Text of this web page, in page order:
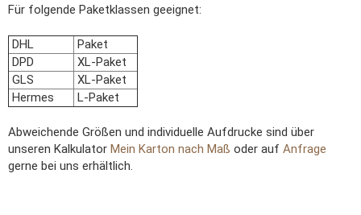
Für folgende Paketklassen geeignet:
DHL
Paket
DPD
XL-Paket
GLS
XL-Paket
Hermes
L-Paket
Abweichende Größen und individuelle Aufdrucke sind über
unseren Kalkulator Mein Karton nach Maß oder auf Anfrage
gerne bei uns erhältlich.